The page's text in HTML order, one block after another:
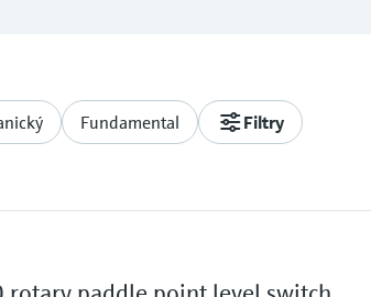
Fundamental Filtry